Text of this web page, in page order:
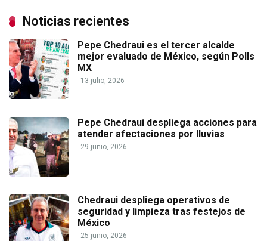
Noticias recientes
Pepe Chedraui es el tercer alcalde
mejor evaluado de México, según Polls
MX
13 julio, 2026
Pepe Chedraui despliega acciones para
atender afectaciones por lluvias
29 junio, 2026
Chedraui despliega operativos de
seguridad y limpieza tras festejos de
México
25 junio, 2026